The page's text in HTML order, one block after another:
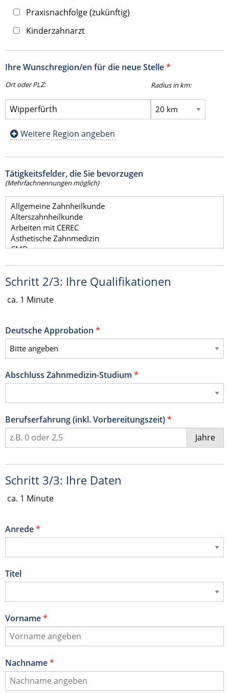
Praxisnachfolge (zukünftig)
Kinderzahnarzt
Ihre Wunschregion/en für die neue Stelle*
Ort oder PLZ: Radius in km:
Weitere Region angeben
Tätigkeitsfelder, die Sie bevorzugen
(Mehrfachnennungen möglich)
Schritt 2/3: Ihre Qualifikationen
ca. 1 Minute
Deutsche Approbation *
Abschluss Zahnmedizin-Studium *
Berufserfahrung (inkl. Vorbereitungszeit)*
Jahre
Schritt 3/3: Ihre Daten
ca. 1 Minute
Anrede*
Titel
Vorname*
Nachname*